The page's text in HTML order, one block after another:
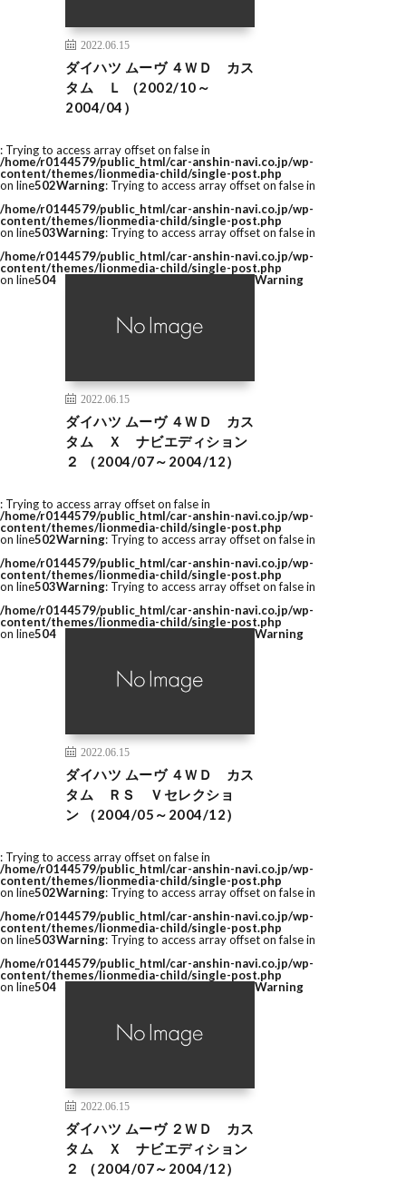
2022.06.15
ダイハツ ムーヴ ４ＷＤ カス
タム Ｌ （2002/10～
2004/04）
: Trying to access array offset on false in
/home/r0144579/public_html/car-anshin-navi.co.jp/wp-
content/themes/lionmedia-child/single-post.php
on line502Warning: Trying to access array offset on false in
/home/r0144579/public_html/car-anshin-navi.co.jp/wp-
content/themes/lionmedia-child/single-post.php
on line503Warning: Trying to access array offset on false in
/home/r0144579/public_html/car-anshin-navi.co.jp/wp-
content/themes/lionmedia-child/single-post.php
on line504
2022.06.15
ダイハツ ムーヴ ４ＷＤ カス
タム Ｘ ナビエディション
２ （2004/07～2004/12）
Warning
: Trying to access array offset on false in
/home/r0144579/public_html/car-anshin-navi.co.jp/wp-
content/themes/lionmedia-child/single-post.php
on line502Warning: Trying to access array offset on false in
/home/r0144579/public_html/car-anshin-navi.co.jp/wp-
content/themes/lionmedia-child/single-post.php
on line503Warning: Trying to access array offset on false in
/home/r0144579/public_html/car-anshin-navi.co.jp/wp-
content/themes/lionmedia-child/single-post.php
on line504
2022.06.15
ダイハツ ムーヴ ４ＷＤ カス
タム ＲＳ Ｖセレクショ
ン （2004/05～2004/12）
Warning
: Trying to access array offset on false in
/home/r0144579/public_html/car-anshin-navi.co.jp/wp-
content/themes/lionmedia-child/single-post.php
on line502Warning: Trying to access array offset on false in
/home/r0144579/public_html/car-anshin-navi.co.jp/wp-
content/themes/lionmedia-child/single-post.php
on line503Warning: Trying to access array offset on false in
/home/r0144579/public_html/car-anshin-navi.co.jp/wp-
content/themes/lionmedia-child/single-post.php
on line504
2022.06.15
ダイハツ ムーヴ ２ＷＤ カス
タム Ｘ ナビエディション
２ （2004/07～2004/12）
Warning